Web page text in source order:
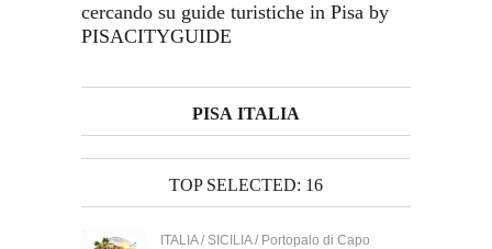
cercando su guide turistiche in Pisa by
PISACITYGUIDE
PISA ITALIA
TOP SELECTED: 16
ITALIA / SICILIA / Portopalo di Capo